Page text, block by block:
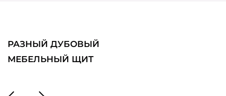
РАЗНЫЙ ДУБОВЫЙ
МЕБЕЛЬНЫЙ ЩИТ